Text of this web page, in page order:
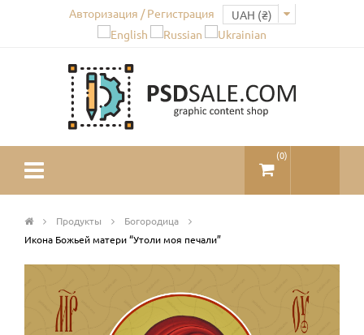
Авторизация / Регистрация
(0)
Продукты
Богородица
Икона Божьей матери “Утоли моя печали”